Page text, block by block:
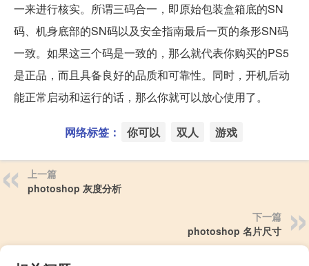
一来进行核实。所谓三码合一，即原始包装盒箱底的SN
码、机身底部的SN码以及安全指南最后一页的条形SN码
一致。如果这三个码是一致的，那么就代表你购买的PS5
是正品，而且具备良好的品质和可靠性。同时，开机后动
能正常启动和运行的话，那么你就可以放心使用了。
网络标签： 你可以 双人 游戏
上一篇
photoshop 灰度分析
下一篇
photoshop 名片尺寸